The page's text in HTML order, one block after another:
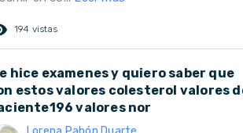
194 vistas
hice examenes y quiero saber que
estos valores colesterol valores
valores nor